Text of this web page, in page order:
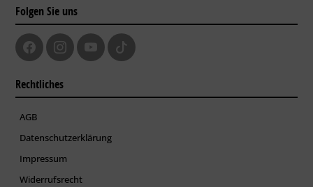
Folgen Sie uns
Rechtliches
AGB
Datenschutzerklärung
Impressum
Widerrufsrecht